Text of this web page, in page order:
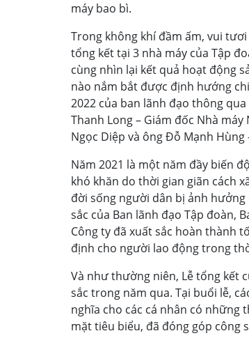
máy bao bì.
Trong không khí đầm ấm, vui
tổng kết tại 3 nhà máy của Tập
cùng nhìn lại kết quả hoạt động
nào nắm bắt được định hướng
2022 của ban lãnh đạo thông
Thanh Long – Giám đốc Nhà
Ngọc Diệp và ông Đỗ Mạnh Hùng
Năm 2021 là một năm đầy biến
khó khăn do thời gian giãn cách
đời sống người dân bị ảnh hưởng
sắc của Ban lãnh đạo Tập đoàn,
Công ty đã xuất sắc hoàn thành
định cho người lao động trong
Và như thường niên, Lễ tổng kết
sắc trong năm qua. Tại buổi lễ,
nghĩa cho các cá nhân có những
mặt tiêu biểu, đã đóng góp công